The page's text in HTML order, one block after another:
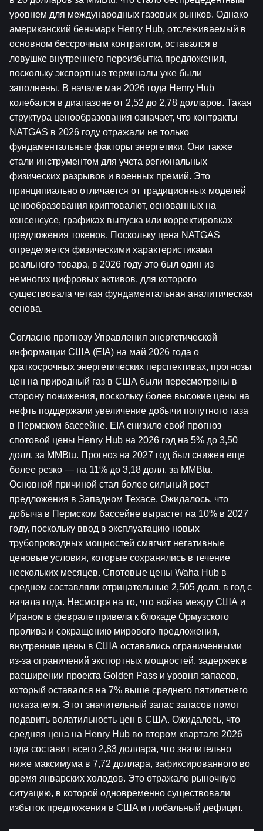
уровнем для международных газовых рынков. Однако
американский бенчмарк Henry Hub, отслеживаемый в
основном бессрочным контрактом, оставался в
ловушке внутреннего переизбытка предложения,
поскольку экспортные терминалы уже были
заполнены. В начале мая 2026 года Henry Hub
колебался в диапазоне от 2,52 до 2,78 долларов. Такая
структура ценообразования означает, что контракты
NATGAS в 2026 году отражали не только
фундаментальные факторы энергетики. Они также
стали инструментом для учета региональных
физических разрывов и военных премий. Это
принципиально отличается от традиционных моделей
ценообразования криптовалют, основанных на
консенсусе, графиках выпуска или корректировках
предложения токенов. Поскольку цена NATGAS
определяется физическими характеристиками
реального товара, в 2026 году это был один из
немногих цифровых активов, для которого
существовала четкая фундаментальная аналитическая
основа.
Согласно прогнозу Управления энергетической
информации США (EIA) на май 2026 года о
краткосрочных энергетических перспективах, прогнозы
цен на природный газ в США были пересмотрены в
сторону понижения, поскольку более высокие цены на
нефть поддержали увеличение добычи попутного газа
в Пермском бассейне. EIA снизило свой прогноз
спотовой цены Henry Hub на 2026 год на 5% до 3,50
долл. за MMBtu. Прогноз на 2027 год был снижен еще
более резко — на 11% до 3,18 долл. за MMBtu.
Основной причиной стал более сильный рост
предложения в Западном Техасе. Ожидалось, что
добыча в Пермском бассейне вырастет на 10% в 2027
году, поскольку ввод в эксплуатацию новых
трубопроводных мощностей смягчит негативные
ценовые условия, которые сохранялись в течение
нескольких месяцев. Спотовые цены Waha Hub в
среднем составляли отрицательные 2,505 долл. в год с
начала года. Несмотря на то, что война между США и
Ираном в феврале привела к блокаде Ормузского
пролива и сокращению мирового предложения,
внутренние цены в США оставались ограниченными
из-за ограничений экспортных мощностей, задержек в
расширении проекта Golden Pass и уровня запасов,
который оставался на 7% выше среднего пятилетнего
показателя. Этот значительный запас запасов помог
подавить волатильность цен в США. Ожидалось, что
средняя цена на Henry Hub во втором квартале 2026
года составит всего 2,83 доллара, что значительно
ниже максимума в 7,72 доллара, зафиксированного во
время январских холодов. Это отражало рыночную
ситуацию, в которой одновременно существовали
избыток предложения в США и глобальный дефицит.